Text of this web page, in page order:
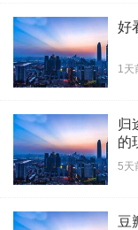
好
1天
归
的
5天
豆